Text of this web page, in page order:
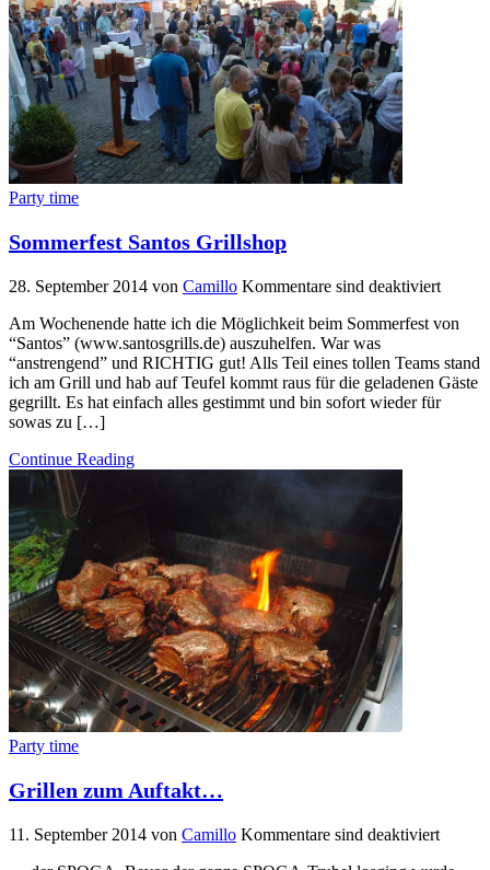
Party time
Sommerfest Santos Grillshop
28. September 2014 von Camillo Kommentare sind deaktiviert
Am Wochenende hatte ich die Möglichkeit beim Sommerfest von
“Santos” (www.santosgrills.de) auszuhelfen. War was
“anstrengend” und RICHTIG gut! Alls Teil eines tollen Teams stand
ich am Grill und hab auf Teufel kommt raus für die geladenen Gäste
gegrillt. Es hat einfach alles gestimmt und bin sofort wieder für
sowas zu […]
Continue Reading
Party time
Grillen zum Auftakt…
11. September 2014 von Camillo Kommentare sind deaktiviert